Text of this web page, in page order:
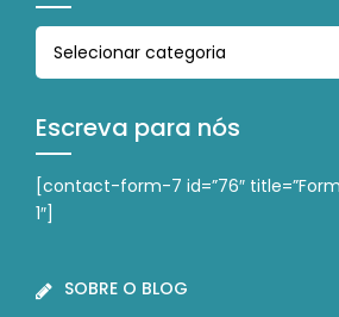
Navegue nas categorias
Escreva para nós
[contact-form-7 id=”76″
1″]
SOBRE O BLOG